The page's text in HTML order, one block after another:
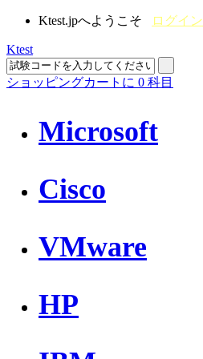
Ktest.jpへようこそ ログイン
Ktest
ショッピングカートに 0 科目
Microsoft
Cisco
VMware
HP